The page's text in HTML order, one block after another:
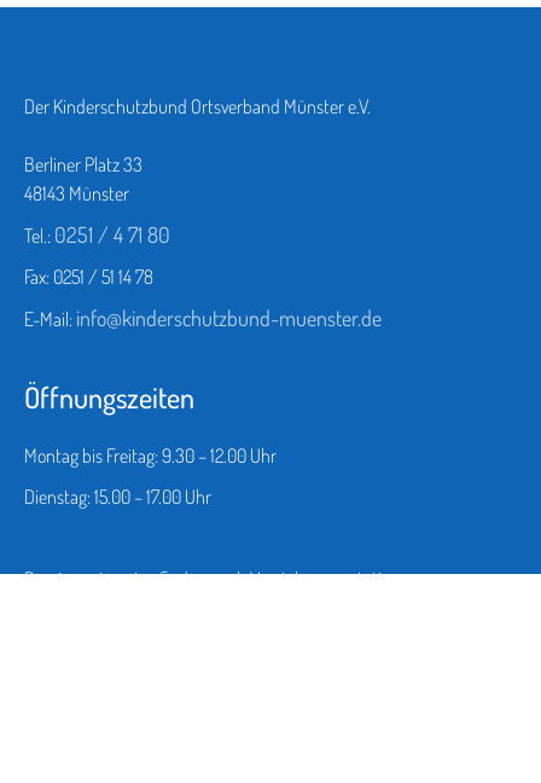
Der Kinderschutzbund Ortsverband Münster e.V.
Berliner Platz 33
48143 Münster
Tel.: 0251 / 4 71 80
Fax: 0251 / 51 14 78
E-Mail: info@kinderschutzbund-muenster.de
Öffnungszeiten
Montag bis Freitag: 9.30 – 12.00 Uhr
Dienstag: 15.00 – 17.00 Uhr
Beratungstermine finden nach Vereinbarung statt.